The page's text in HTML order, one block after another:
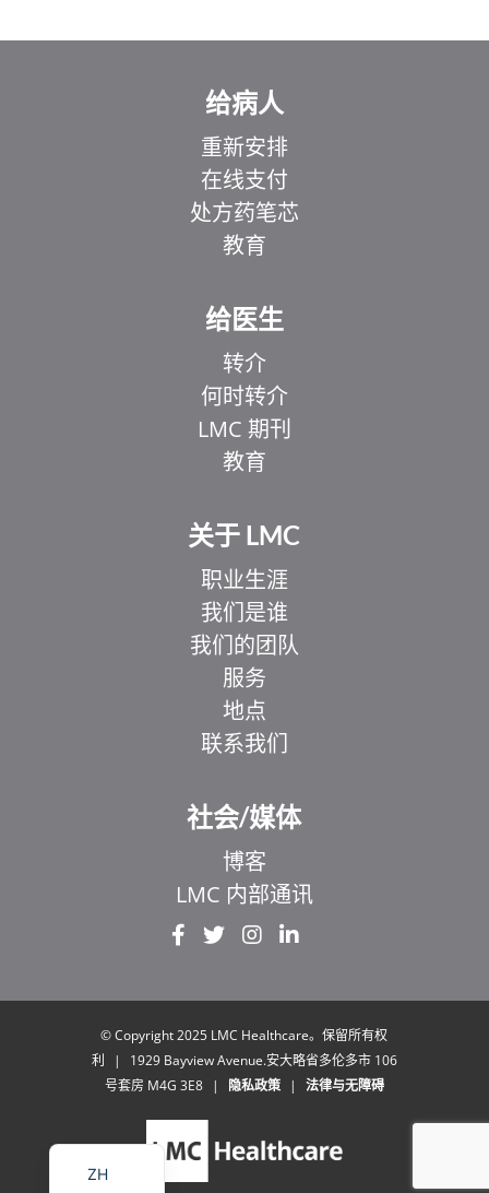
给病人
重新安排
在线支付
处方药笔芯
教育
给医生
转介
何时转介
LMC 期刊
教育
关于 LMC
职业生涯
我们是谁
我们的团队
服务
地点
联系我们
社会/媒体
博客
LMC 内部通讯
© Copyright 2025 LMC Healthcare。保留所有权
利
|
1929 Bayview Avenue.安大略省多伦多市 106
号套房 M4G 3E8
| 隐私政策 | 法律与无障碍
ZH
HI
UR